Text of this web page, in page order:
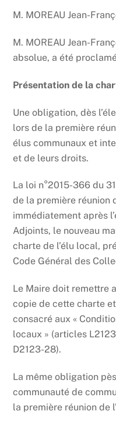
M. MOREAU Jean-
M. MOREAU Jean-
absolue, a été
Présentation de la
Une obligation, dès
lors de la première
élus communaux et
et de leurs droits.
La loi n°2015-366 du
de la première réunion
immédiatement après
Adjoints, le nouveau
charte de l’élu local,
Code Général des
Le Maire doit remettre
copie de cette charte
consacré aux «
locaux » (articles
D2123-28).
La même obligation
communauté de
la première réunion de